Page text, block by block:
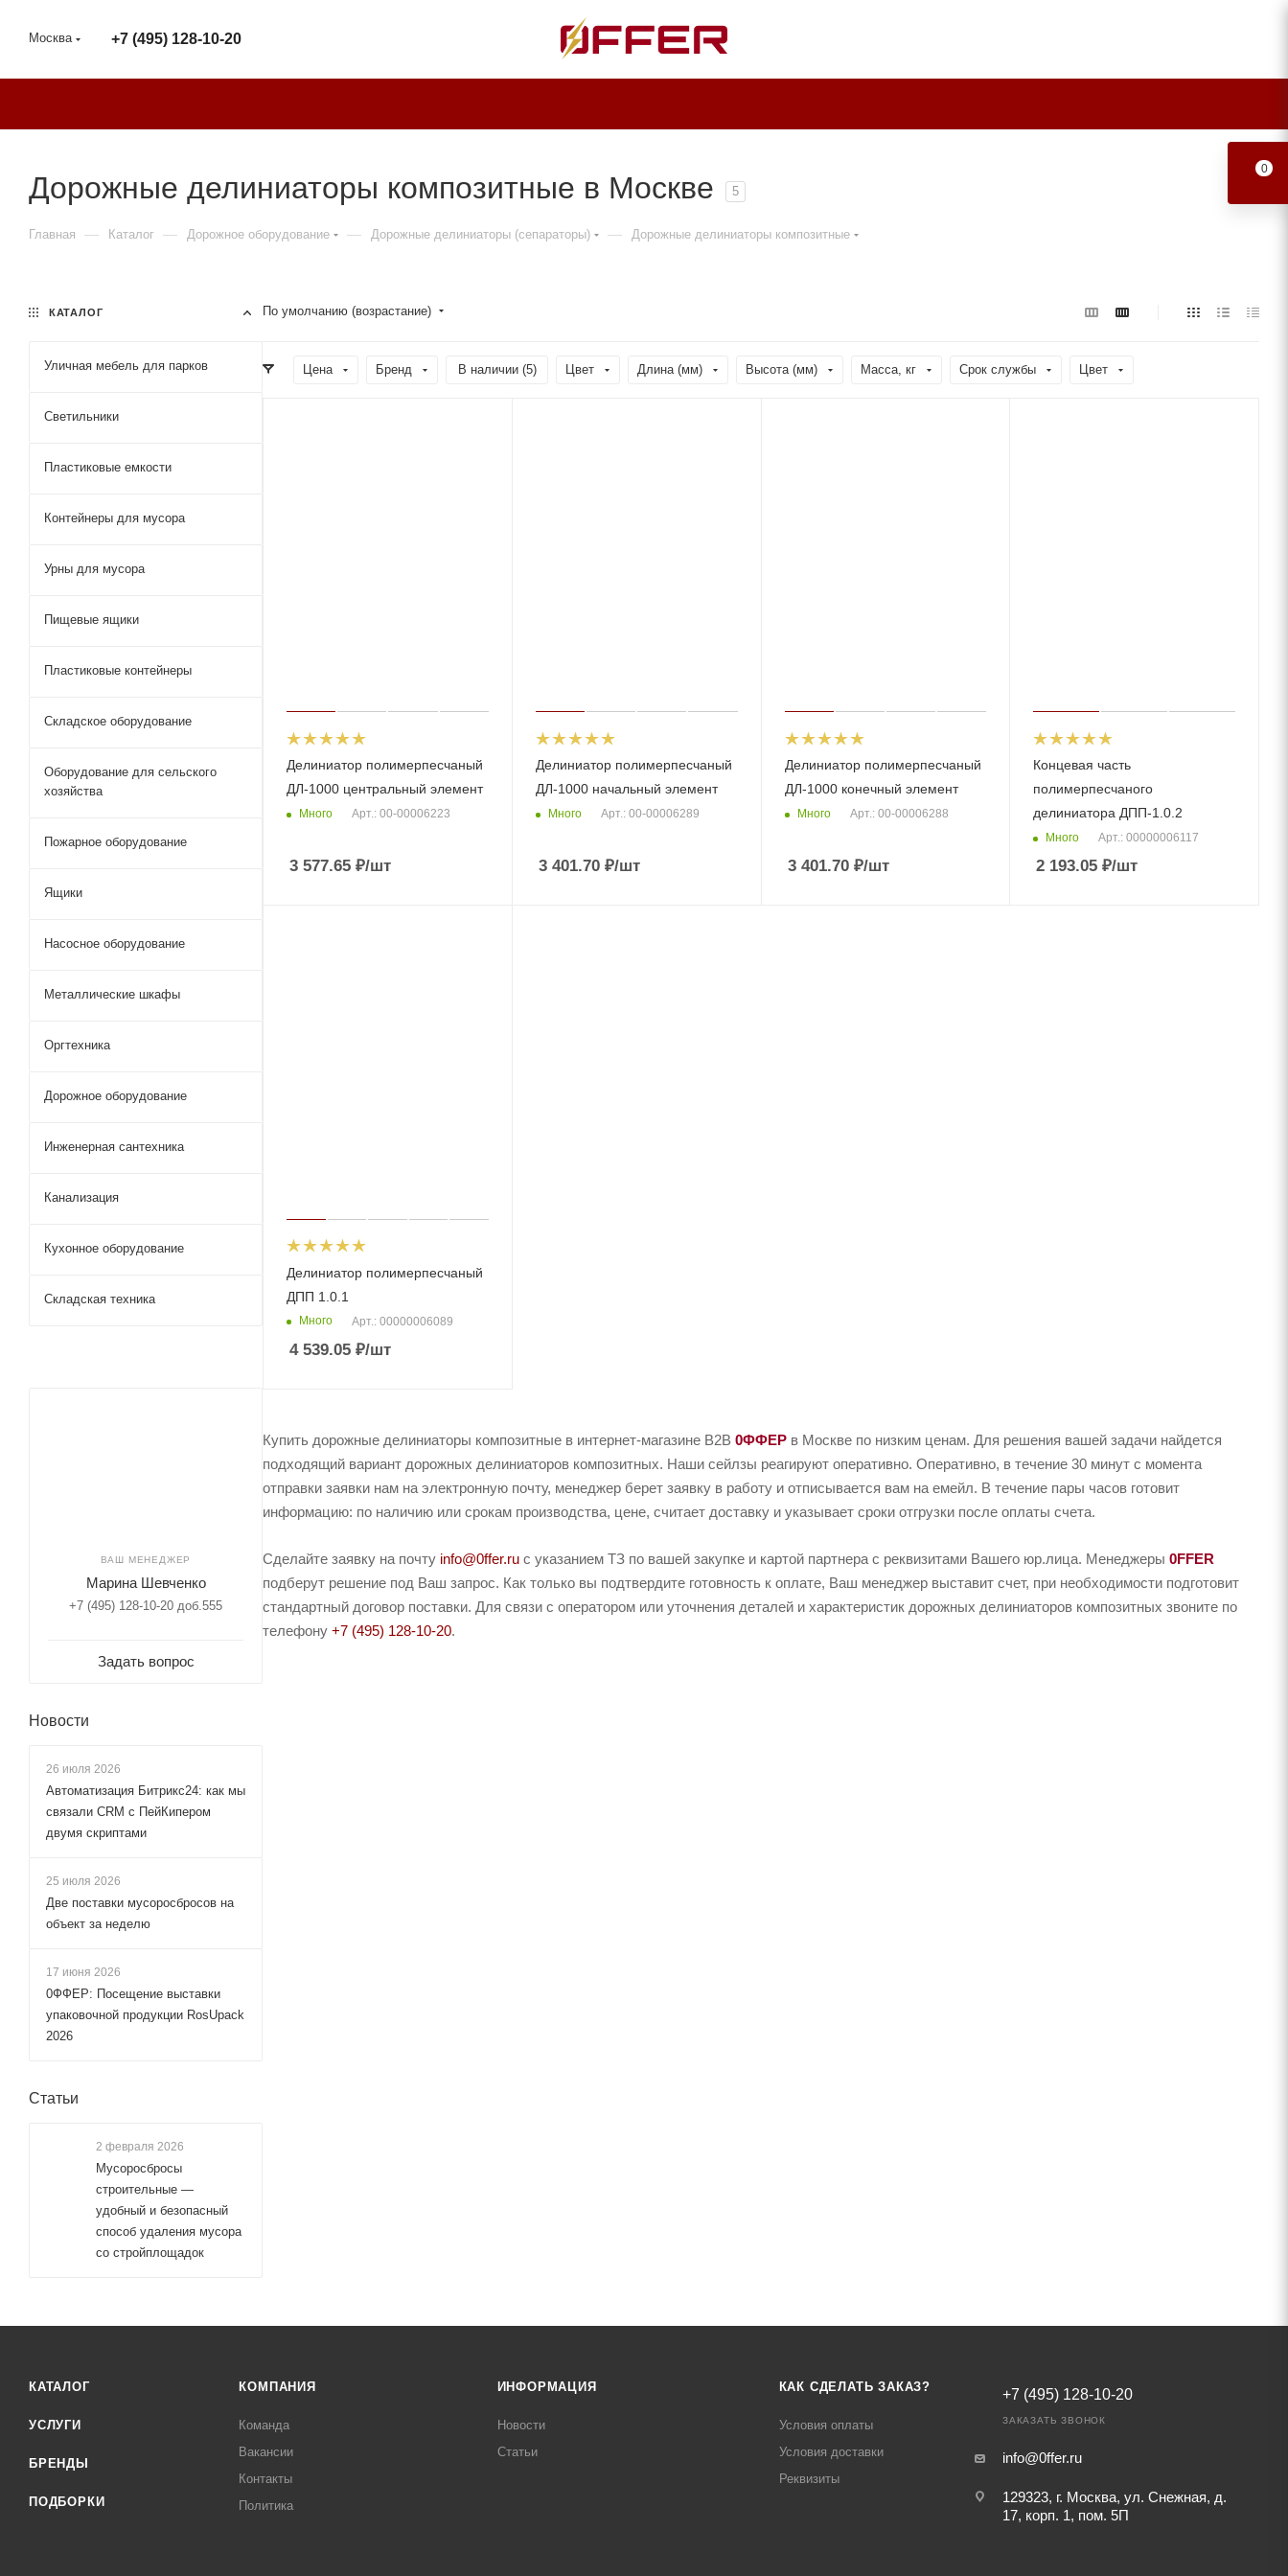
Москва +7 (495) 128-10-20
Дорожные делиниаторы композитные в Москве 5
Главная — Каталог — Дорожное оборудование — Дорожные делиниаторы (сепараторы) — Дорожные делиниаторы композитные
По умолчанию (возрастание)
Цена Бренд В наличии (5) Цвет Длина (мм) Высота (мм) Масса, кг Срок службы Цвет
Делиниатор полимерпесчаный
ДЛ-1000 центральный элемент
Много Арт.: 00-00006223
3 577.65 ₽/шт
Делиниатор полимерпесчаный
ДЛ-1000 начальный элемент
Много Арт.: 00-00006289
3 401.70₽/шт
Делиниатор полимерпесчаный
ДЛ-1000 конечный элемент
Много Арт.: 00-00006288
3 401.70₽/шт
Концевая часть
полимерпесчаного
делиниатора ДПП-1.0.2
Много Арт.: 00000006117
2 193.05 ₽/шт
Делиниатор полимерпесчаный
ДПП 1.0.1
Много Арт.: 00000006089
4 539.05 ₽/шт
Купить дорожные делиниаторы композитные в интернет-магазине B2B 0ФФЕР в Москве по низким ценам. Для решения вашей задачи найдется
подходящий вариант дорожных делиниаторов композитных. Наши сейлзы реагируют оперативно. Оперативно, в течение 30 минут с момента
отправки заявки нам на электронную почту, менеджер берет заявку в работу и отписывается вам на емейл. В течение пары часов готовит
информацию: по наличию или срокам производства, цене, считает доставку и указывает сроки отгрузки после оплаты счета.
Сделайте заявку на почту info@0ffer.ru с указанием ТЗ по вашей закупке и картой партнера с реквизитами Вашего юр.лица. Менеджеры 0FFER
подберут решение под Ваш запрос. Как только вы подтвердите готовность к оплате, Ваш менеджер выставит счет, при необходимости подготовит
стандартный договор поставки. Для связи с оператором или уточнения деталей и характеристик дорожных делиниаторов композитных звоните по
телефону +7 (495) 128-10-20.
КАТАЛОГ
Уличная мебель для парков
Светильники
Пластиковые емкости
Контейнеры для мусора
Урны для мусора
Пищевые ящики
Пластиковые контейнеры
Складское оборудование
Оборудование для сельского
хозяйства
Пожарное оборудование
Ящики
Насосное оборудование
Металлические шкафы
Оргтехника
Дорожное оборудование
Инженерная сантехника
Канализация
Кухонное оборудование
Складская техника
ВАШ МЕНЕДЖЕР
Марина Шевченко
+7 (495) 128-10-20 доб.555
Задать вопрос
Новости
26 июля 2026
Автоматизация Битрикс24: как мы
связали CRM с ПейКипером
двумя скриптами
25 июля 2026
Две поставки мусоросбросов на
объект за неделю
17 июня 2026
0ФФЕР: Посещение выставки
упаковочной продукции RosUpack
2026
Статьи
2 февраля 2026
Мусоросбросы
строительные —
удобный и безопасный
способ удаления мусора
со стройплощадок
КАТАЛОГ
УСЛУГИ
БРЕНДЫ
ПОДБОРКИ
КОМПАНИЯ
Команда
Вакансии
Контакты
Политика
ИНФОРМАЦИЯ
Новости
Статьи
КАК СДЕЛАТЬ ЗАКАЗ?
Условия оплаты
Условия доставки
Реквизиты
+7 (495) 128-10-20
ЗАКАЗАТЬ ЗВОНОК
info@0ffer.ru
129323, г. Москва, ул. Снежная, д.
17, корп. 1, пом. 5П
0